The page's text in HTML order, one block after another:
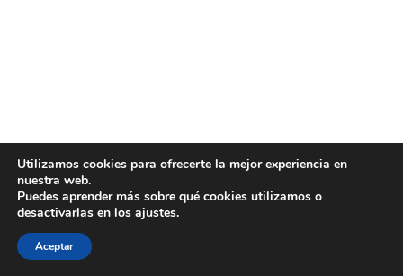
Utilizamos cookies para ofrecerte la mejor experiencia en
nuestra web.
Puedes aprender más sobre qué cookies utilizamos o
desactivarlas en los ajustes.
Aceptar